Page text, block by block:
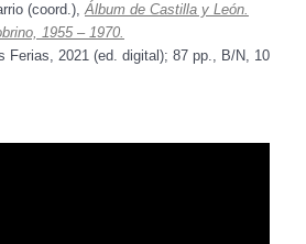
(coord.),Álbum de Castilla y León.
1955 – 1970.
Ferias, 2021 (ed. digital); 87 pp., B/N, 10